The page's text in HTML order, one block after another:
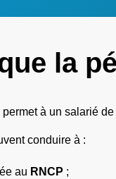
la
à un salarié
conduire à :
au RNCP ;